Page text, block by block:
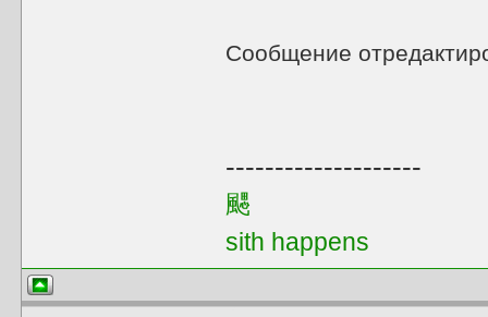
Сообщение
--------------------
颸
sith happens